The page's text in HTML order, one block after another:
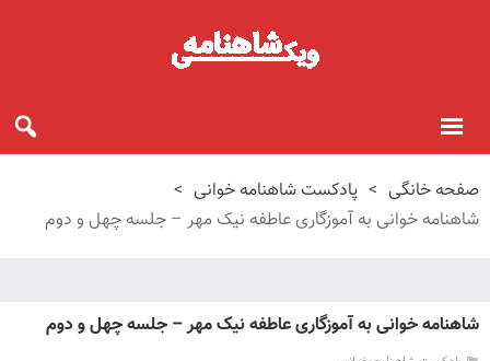
صفحه خانگی > پادکست شاهنامه خوانی >
شاهنامه خوانی به آموزگاری عاطفه نیک مهر – جلسه چهل و دوم
شاهنامه خوانی به آموزگاری عاطفه نیک مهر – جلسه چهل و دوم